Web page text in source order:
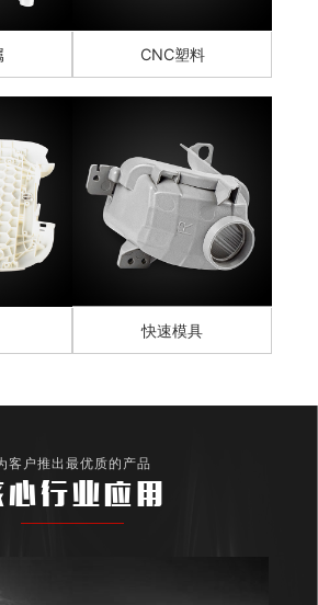
CNC塑料
快速模具
客户推出最优质的产品
心行业应用